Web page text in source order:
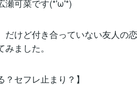
瀬可菜です(*'ω'*)
けど付き合っていない友人の
ました。
？セフレ止まり？】